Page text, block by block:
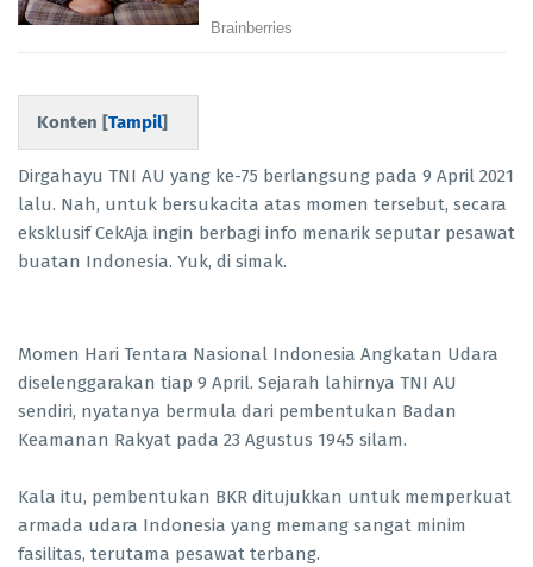
Konten [Tampil]
Dirgahayu TNI AU yang ke-75 berlangsung pada 9 April 2021
lalu. Nah, untuk bersukacita atas momen tersebut, secara
eksklusif CekAja ingin berbagi info menarik seputar pesawat
buatan Indonesia. Yuk, di simak.
Momen Hari Tentara Nasional Indonesia Angkatan Udara
diselenggarakan tiap 9 April. Sejarah lahirnya TNI AU
sendiri, nyatanya bermula dari pembentukan Badan
Keamanan Rakyat pada 23 Agustus 1945 silam.
Kala itu, pembentukan BKR ditujukkan untuk memperkuat
armada udara Indonesia yang memang sangat minim
fasilitas, terutama pesawat terbang.